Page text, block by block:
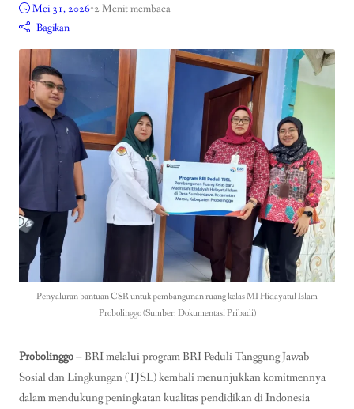
Mei 31, 2026•2 Menit membaca
Bagikan
Penyaluran bantuan CSR untuk pembangunan ruang kelas MI Hidayatul Islam
Probolinggo (Sumber: Dokumentasi Pribadi)
Probolinggo– BRI melalui program BRI Peduli Tanggung Jawab
Sosial dan Lingkungan (TJSL) kembali menunjukkan komitmennya
dalam mendukung peningkatan kualitas pendidikan di Indonesia